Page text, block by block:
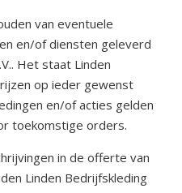
van eventuele
en/of diensten geleverd
Het staat Linden
op ieder gewenst
en/of acties gelden
toekomstige orders.
in de offerte van
Linden Bedrijfskleding